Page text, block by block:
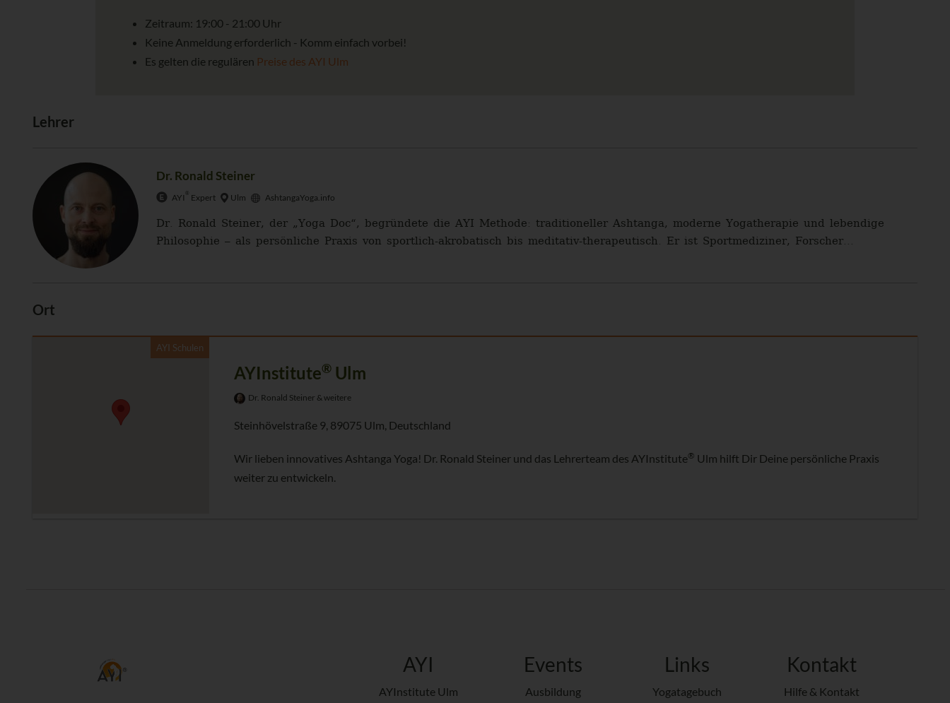
Zeitraum: 19:00 - 21:00 Uhr
Keine Anmeldung erforderlich - Komm einfach vorbei!
Es gelten die regulären Preise des AYI Ulm
Lehrer
Dr. Ronald Steiner
AYI Expert Ulm AshtangaYoga.info
Dr. Ronald Steiner, der „Yoga Doc“, begründete die AYI Methode: traditioneller Ashtanga, moderne Yogatherapie und lebendige
Philosophie – als persönliche Praxis von sportlich-akrobatisch bis meditativ-therapeutisch. Er ist Sportmediziner, Forscher...
Ort
AYI Schulen
AYInstitute® Ulm
Dr. Ronald Steiner & weitere
Steinhövelstraße 9, 89075 Ulm, Deutschland
Wir lieben innovatives Ashtanga Yoga! Dr. Ronald Steiner und das Lehrerteam des AYInstitute® Ulm hilft Dir Deine persönliche Praxis
weiter zu entwickeln.
AYI
AYInstitute Ulm
Events
Ausbildung
Links
Yogatagebuch
Kontakt
Hilfe & Kontakt